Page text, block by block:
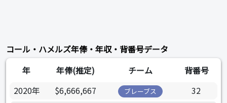
コール・ハメルズ年俸・年収・背番号データ
年
年俸(推定) チーム
背番号
2020年
$6,666,667 ブレーブス
32